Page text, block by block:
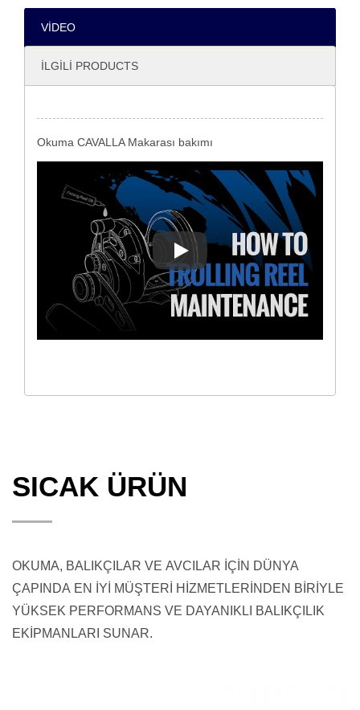
VIDEO
İLGILI PRODUCTS
Okuma CAVALLA Makarası bakımı
Okuma CAVALLA Makarası
SICAK ÜRÜN
OKUMA, BALIKÇILAR VE AVCILAR İÇİN DÜNYA
ÇAPINDA EN İYİ MÜŞTERİ HİZMETLERİNDEN BİRİYLE
YÜKSEK PERFORMANS VE DAYANIKLI BALIKÇILIK
EKİPMANLARI SUNAR.